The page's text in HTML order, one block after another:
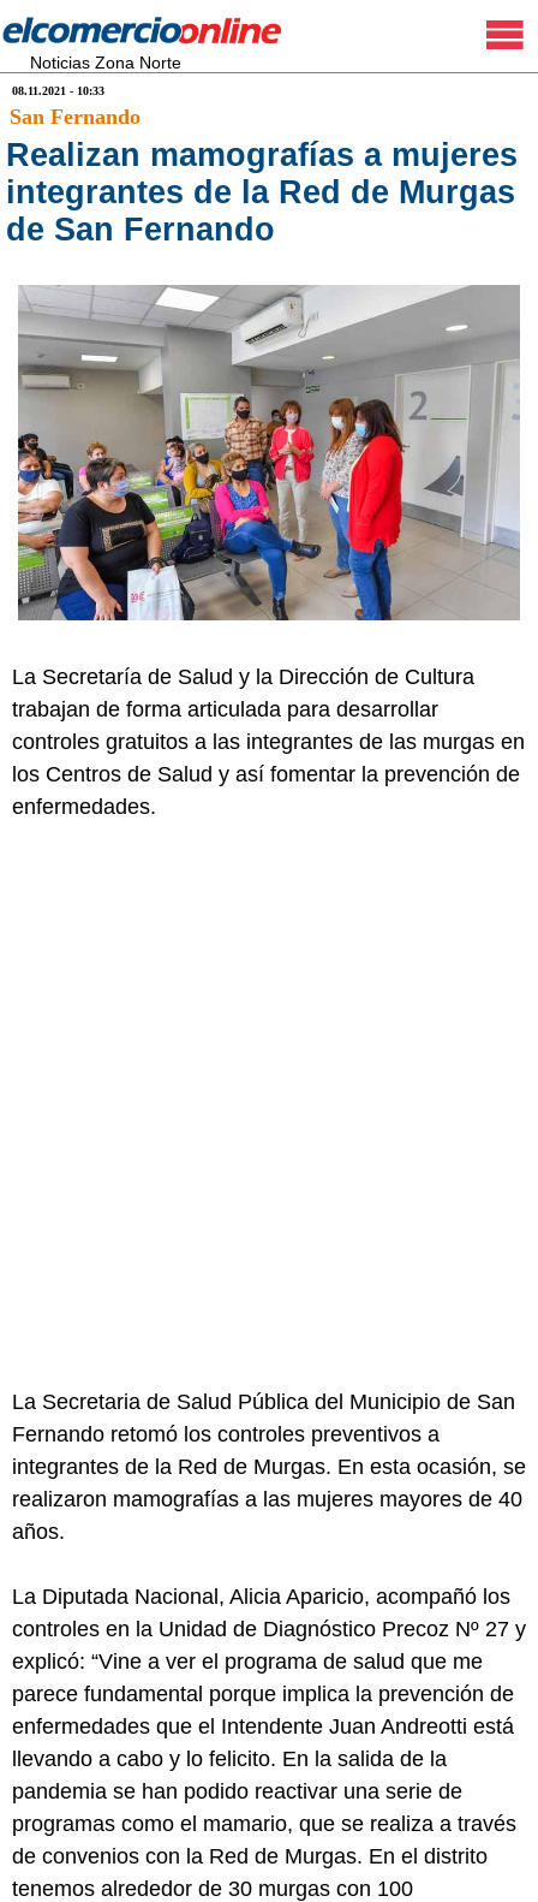
Noticias Zona Norte
08.11.2021 - 10:33
San Fernando
Realizan mamografías a mujeres
integrantes de la Red de Murgas
de San Fernando
La Secretaría de Salud y la Dirección de Cultura
trabajan de forma articulada para desarrollar
controles gratuitos a las integrantes de las murgas en
los Centros de Salud y así fomentar la prevención de
enfermedades.
La Secretaria de Salud Pública del Municipio de San
Fernando retomó los controles preventivos a
integrantes de la Red de Murgas. En esta ocasión, se
realizaron mamografías a las mujeres mayores de 40
años.
La Diputada Nacional, Alicia Aparicio, acompañó los
controles en la Unidad de Diagnóstico Precoz Nº 27 y
explicó: “Vine a ver el programa de salud que me
parece fundamental porque implica la prevención de
enfermedades que el Intendente Juan Andreotti está
llevando a cabo y lo felicito. En la salida de la
pandemia se han podido reactivar una serie de
programas como el mamario, que se realiza a través
de convenios con la Red de Murgas. En el distrito
tenemos alrededor de 30 murgas con 100